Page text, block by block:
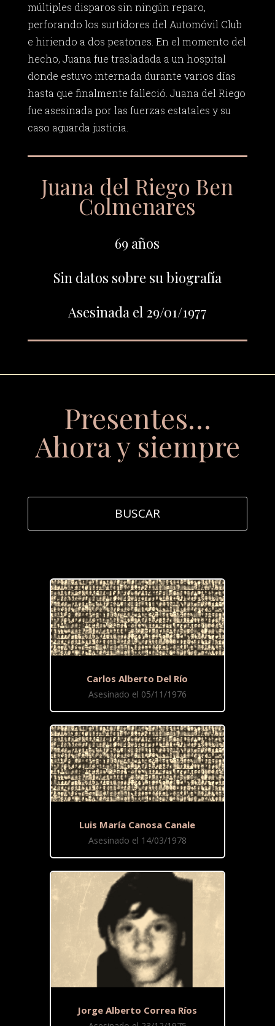
múltiples disparos sin ningún reparo,
perforando los surtidores del Automóvil Club
e hiriendo a dos peatones. En el momento del
hecho, Juana fue trasladada a un hospital
donde estuvo internada durante varios días
hasta que finalmente falleció. Juana del Riego
fue asesinada por las fuerzas estatales y su
caso aguarda justicia.
Juana del Riego Ben
Colmenares
69 años
Sin datos sobre su biografía
Asesinada el 29/01/1977
Presentes…
Ahora y siempre
Carlos Alberto Del Río
Asesinado el 05/11/1976
Luis María Canosa Canale
Asesinado el 14/03/1978
Jorge Alberto Correa Ríos